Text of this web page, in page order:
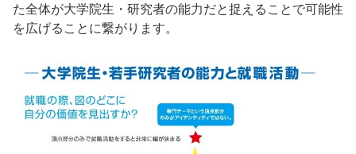
た全体が大学院生・研究者の能力だと捉えることで可能性
を広げることに繋がります。